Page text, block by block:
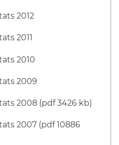
2012
2011
2010
2009
2008 (pdf 3426 kb)
2007 (pdf 10886